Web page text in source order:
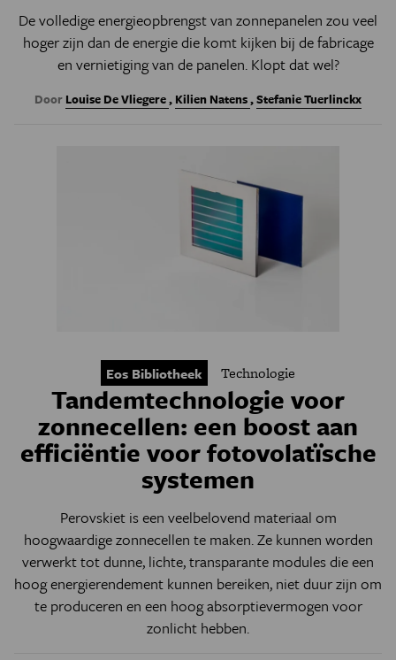
De volledige energieopbrengst van zonnepanelen zou veel
hoger zijn dan de energie die komt kijken bij de fabricage
en vernietiging van de panelen. Klopt dat wel?
Door Louise De Vliegere, Kilien Natens,Stefanie Tuerlinckx
Eos Bibliotheek Technologie
Tandemtechnologie voor
zonnecellen: een boost aan
efficiëntie voor fotovolatïsche
systemen
Perovskiet is een veelbelovend materiaal om
hoogwaardige zonnecellen te maken. Ze kunnen worden
verwerkt tot dunne, lichte, transparante modules die een
hoog energierendement kunnen bereiken, niet duur zijn om
te produceren en een hoog absorptievermogen voor
zonlicht hebben.